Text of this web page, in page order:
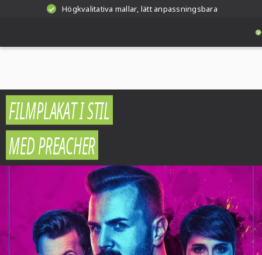
Högkvalitativa mallar, lätt anpassningsbara
FILMPLAKAT I STIL
MED PREACHER